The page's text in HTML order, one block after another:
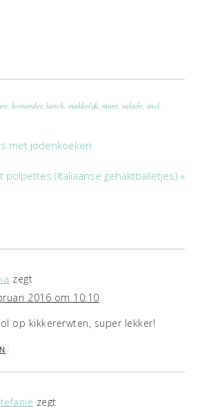
,koriander,lunch ,makkelijk ,munt ,salade ,snel
met jodenkoeken
polpettes (Italiaanse gehaktballetjes) »
zegt
2016 om 10:10
op kikkererwten, super lekker!
zegt